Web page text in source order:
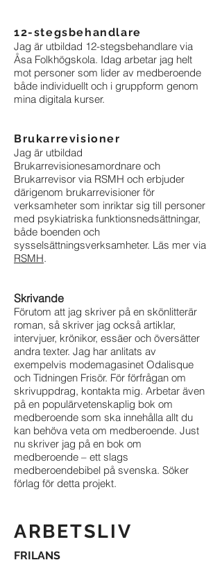
12-stegsbehandlare
Jag är utbildad 12-stegsbehandlare via
Åsa Folkhögskola. Idag arbetar jag helt
mot personer som lider av medberoende
både individuellt och i gruppform genom
mina digitala kurser.
Brukarrevisioner
Jag är utbildad
Brukarrevisionesamordnare och
Brukarrevisor via RSMH och erbjuder
därigenom brukarrevisioner för
verksamheter som inriktar sig till personer
med psykiatriska funktionsnedsättningar,
både boenden och
sysselsättningsverksamheter. Läs mer via
RSMH.
Skrivande
Förutom att jag skriver på en skönlitterär
roman, så skriver jag också artiklar,
intervjuer, krönikor, essäer och översätter
andra texter. Jag har anlitats av
exempelvis modemagasinet Odalisque
och Tidningen Frisör. För förfrågan om
skrivuppdrag, kontakta mig. Arbetar även
på en populärvetenskaplig bok om
medberoende som ska innehålla allt du
kan behöva veta om medberoende. Just
nu skriver jag på en bok om
medberoende – ett slags
medberoendebibel på svenska. Söker
förlag för detta projekt.
ARBETSLIV
FRILANS